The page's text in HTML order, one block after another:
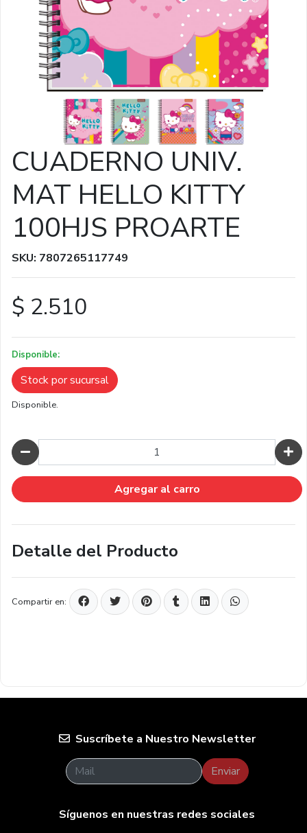
CUADERNO UNIV.
MAT HELLO KITTY
100HJS PROARTE
SKU: 7807265117749
$ 2.510
Disponible:
Stock por sucursal
Disponible.
Cantidad
Agregar al carro
Detalle del Producto
Compartir en:
Suscríbete a Nuestro Newsletter
Enviar
Síguenos en nuestras redes sociales